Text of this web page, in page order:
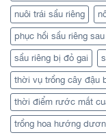
nuôi trái sầu riêng
phục hồi sầu riêng
sầu riêng bị đỏ gai
thời vụ trồng cây đậu
thời điểm rước mắt
trồng hoa hướng